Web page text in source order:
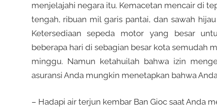
menjelajahi negara itu. Kemacetan mencair di
tengah, ribuan mil garis pantai, dan sawah
Ketersediaan sepeda motor yang besar
beberapa hari di sebagian besar kota semudah
minggu. Namun ketahuilah bahwa izin
asuransi Anda mungkin menetapkan bahwa
– Hadapi air terjun kembar Ban Gioc saat Anda